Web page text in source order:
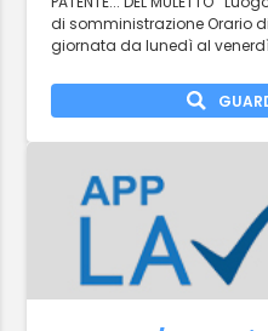
di somministrazione Orario
giornata da lunedì al